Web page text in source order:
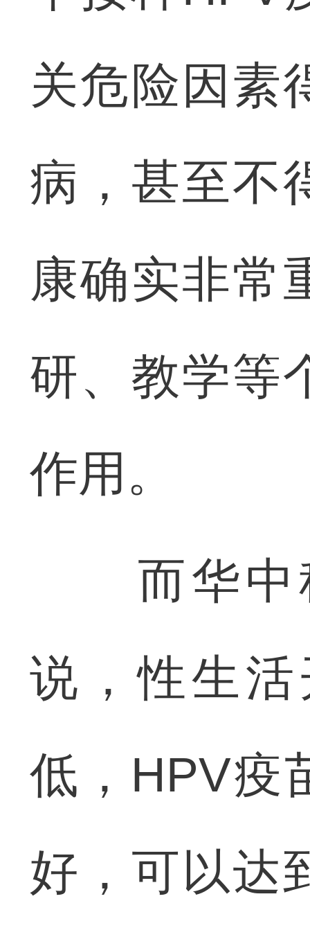
关危险因素
病，甚至不
康确实非常
研、教学等
作用。
而华中科
说，性生
低，HPV疫
好，可以达